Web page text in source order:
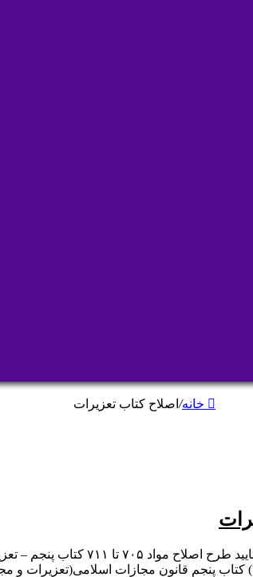
خانه/ اصلاح کتاب تعزیرات
هادی طحان نظیف سخنگوی شورای
خبر داد. هادی طحان نظیف در توییتر نوشت: «طرح اصلاح مواد (۷۰۵) تا (۷۱۱)